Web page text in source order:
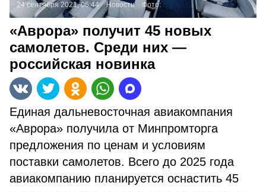
24 сентября 2021, 06:44 Новости Фото:
«Аврора» получит 45 новых
самолетов. Среди них —
российская новинка
Единая дальневосточная авиакомпания
«Аврора» получила от Минпромторга
предложения по ценам и условиям
поставки самолетов. Всего до 2025 года
авиакомпанию планируется оснастить 45